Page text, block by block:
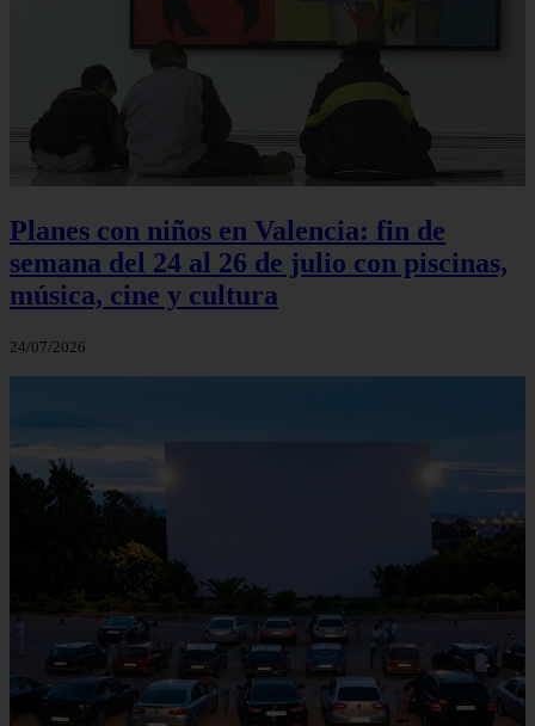
Planes con niños en Valencia: fin de
semana del 24 al 26 de julio con piscinas,
música, cine y cultura
24/07/2026